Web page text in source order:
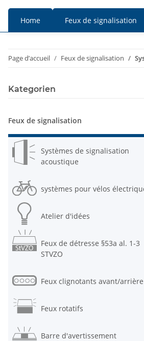
Home Feux de signalisation
TTC
HT
Page d’accueil Feux de signalisation
Kategorien
Feux de signalisation
Systèmes de signalisation
acoustique
systèmes pour vélos
Atelier d'idées
Feux de détresse §53a al. 1-3
STVZO
Feux clignotants avant/arrière
Feux rotatifs
Barre d'avertissement